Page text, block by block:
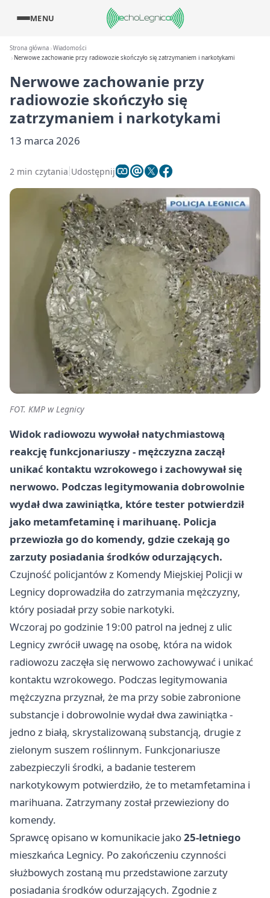
MENU
Strona główna Wiadomości
Nerwowe zachowanie przy radiowozie skończyło się zatrzymaniem i narkotykami
Nerwowe zachowanie przy
radiowozie skończyło się
zatrzymaniem i narkotykami
13 marca 2026
2 min czytania Udostępnij
FOT. KMP w Legnicy
Widok radiowozu wywołał natychmiastową
reakcję funkcjonariuszy - mężczyzna zaczął
unikać kontaktu wzrokowego i zachowywał się
nerwowo. Podczas legitymowania dobrowolnie
wydał dwa zawiniątka, które tester potwierdził
jako metamfetaminę i marihuanę. Policja
przewiozła go do komendy, gdzie czekają go
zarzuty posiadania środków odurzających.
Czujność policjantów z Komendy Miejskiej Policji w
Legnicy doprowadziła do zatrzymania mężczyzny,
który posiadał przy sobie narkotyki.
Wczoraj po godzinie 19:00 patrol na jednej z ulic
Legnicy zwrócił uwagę na osobę, która na widok
radiowozu zaczęła się nerwowo zachowywać i unikać
kontaktu wzrokowego. Podczas legitymowania
mężczyzna przyznał, że ma przy sobie zabronione
substancje i dobrowolnie wydał dwa zawiniątka -
jedno z białą, skrystalizowaną substancją, drugie z
zielonym suszem roślinnym. Funkcjonariusze
zabezpieczyli środki, a badanie testerem
narkotykowym potwierdziło, że to metamfetamina i
marihuana. Zatrzymany został przewieziony do
komendy.
Sprawcę opisano w komunikacie jako25-letniego
mieszkańca Legnicy. Po zakończeniu czynności
służbowych zostaną mu przedstawione zarzuty
posiadania środków odurzających. Zgodnie z